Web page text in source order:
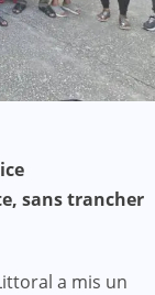
sans trancher
a mis un